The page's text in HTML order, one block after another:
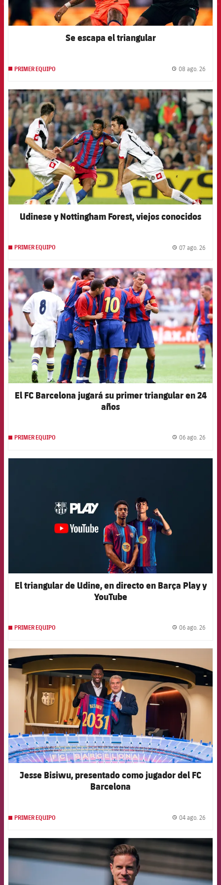
Se escapa el triangular
PRIMER EQUIPO 08 ago. 26
FCB Barcelona badge
Udinese y Nottingham Forest, viejos conocidos
PRIMER EQUIPO 07 ago. 26
FCB Barcelona badge
El FC Barcelona jugará su primer triangular en 24
años
PRIMER EQUIPO 06 ago. 26
El triangular de Udine, en directo en Barça Play y
YouTube
PRIMER EQUIPO 06 ago. 26
Jesse Bisiwu, presentado como jugador del FC
Barcelona
PRIMER EQUIPO 04 ago. 26
FCB Barcelona badge